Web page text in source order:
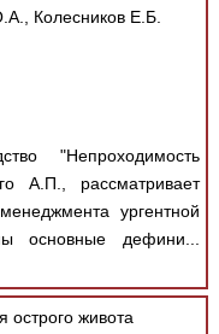
Колесников Е.Б.
"Непроходимость
А.П., рассматривает
ургентной
основные дефини...
острого живота